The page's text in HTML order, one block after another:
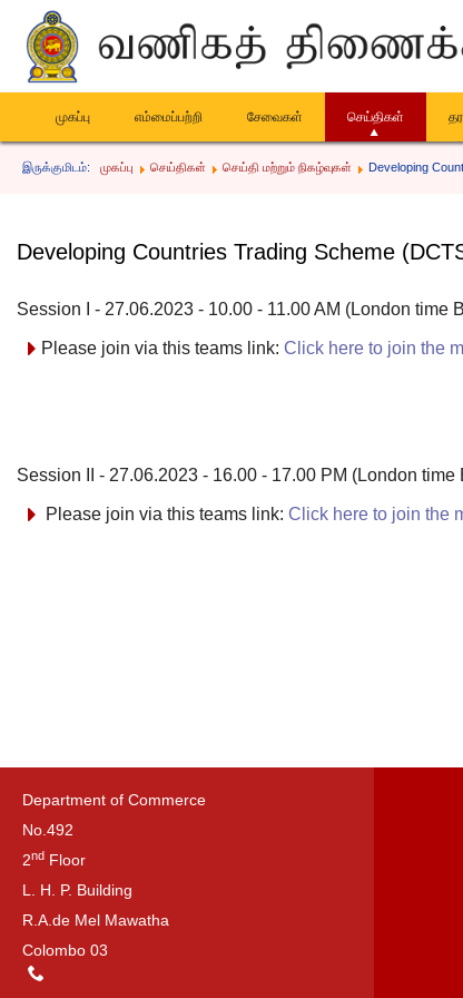
முகப்பு எம்மைப்பற்றி சேவைகள் செய்திகள்
இருக்குமிடம்: முகப்பு செய்திகள் செய்தி மற்றும் நிகழ்வுகள் Developing
Developing Countries Trading Scheme
Session I - 27.06.2023 - 10.00 - 11.00 AM (London time
Please join via this teams link: Click here to join the
Session II - 27.06.2023 - 16.00 - 17.00 PM (London time
Please join via this teams link: Click here to join the
Department of Commerce
No.492
2nd Floor
L. H. P. Building
R.A.de Mel Mawatha
Colombo 03